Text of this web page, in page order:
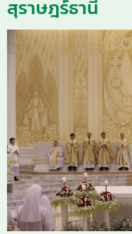
สุราษฎร์ธานี